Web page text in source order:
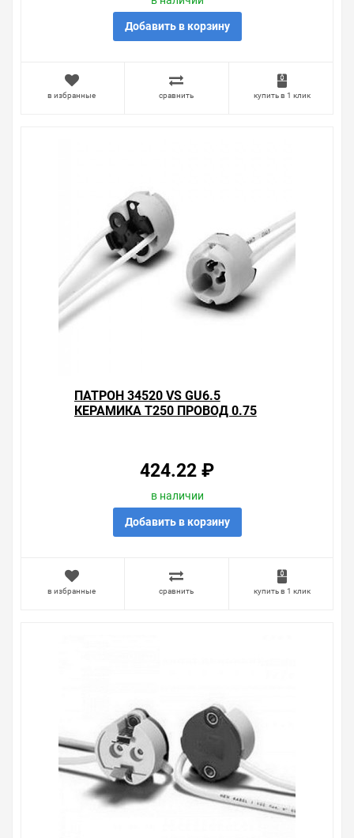
продаем, узнать преимущества конкретного товара,
получить информацию об отличительных
особенностях товара, который вы собираетесь купить.
Свяжитесь с нами любым способом, который для вас
Добавить в корзину
в избранные сравнить купить в 1 клик
ПАТРОН 34520 VS GU6.5
КЕРАМИКА T250 ПРОВОД 0.75
424.22 ₽
в наличии
Добавить в корзину
в избранные сравнить купить в 1 клик